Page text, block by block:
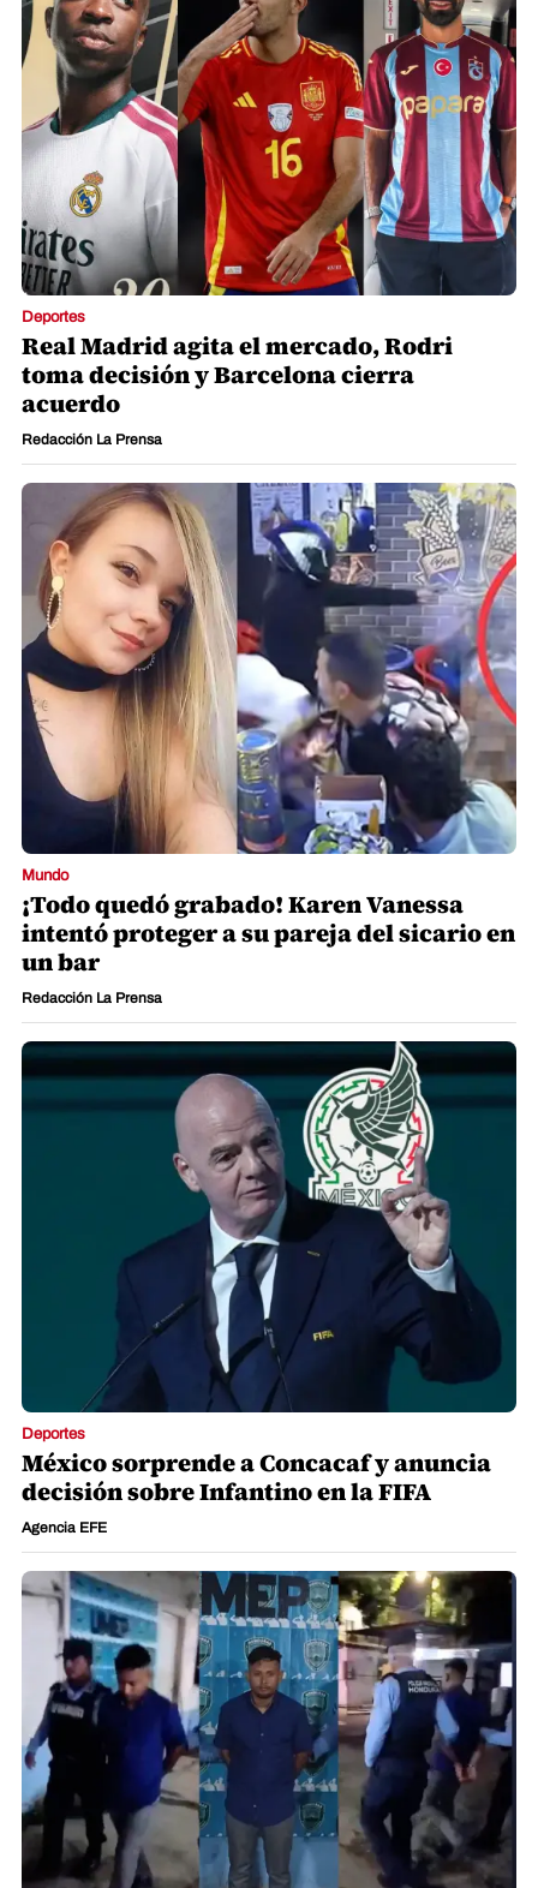
Deportes
Real Madrid agita el mercado, Rodri
toma decisión y Barcelona cierra
acuerdo
Redacción La Prensa
Mundo
¡Todo quedó grabado! Karen Vanessa
intentó proteger a su pareja del sicario en
un bar
Redacción La Prensa
Deportes
México sorprende a Concacaf y anuncia
decisión sobre Infantino en la FIFA
Agencia EFE